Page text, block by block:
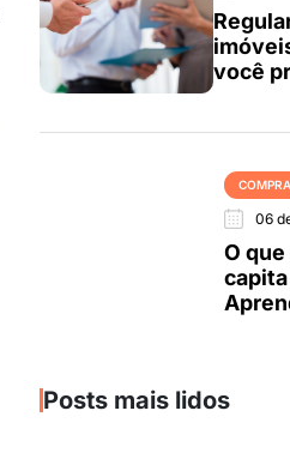
você
06
O
Posts mais lidos